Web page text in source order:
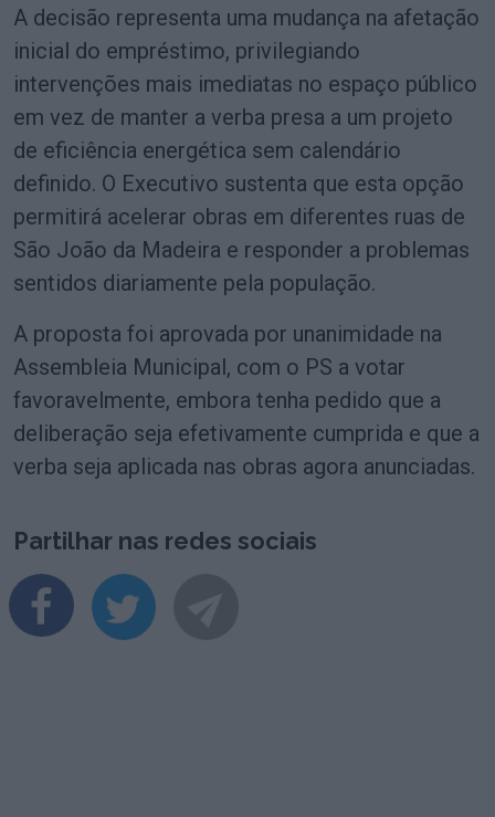
A decisão representa uma mudança na afetação
inicial do empréstimo, privilegiando
intervenções mais imediatas no espaço público
em vez de manter a verba presa a um projeto
de eficiência energética sem calendário
definido. O Executivo sustenta que esta opção
permitirá acelerar obras em diferentes ruas de
São João da Madeira e responder a problemas
sentidos diariamente pela população.
A proposta foi aprovada por unanimidade na
Assembleia Municipal, com o PS a votar
favoravelmente, embora tenha pedido que a
deliberação seja efetivamente cumprida e que a
verba seja aplicada nas obras agora anunciadas.
Partilhar nas redes sociais